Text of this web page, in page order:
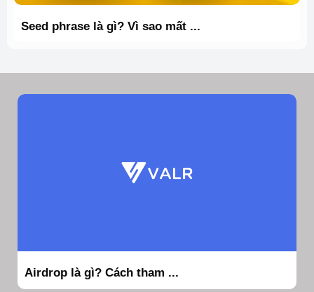
Seed phrase là gì? Vì sao mất ...
Airdrop là gì? Cách tham ...